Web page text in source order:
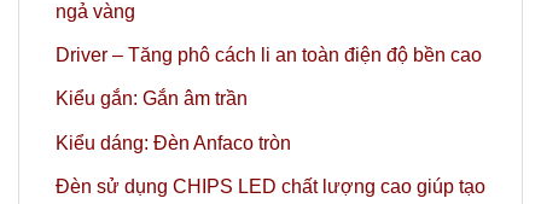
ngả vàng
Driver – Tăng phô cách li an toàn điện độ bền cao
Kiểu gắn: Gắn âm trần
Kiểu dáng: Đèn Anfaco tròn
Đèn sử dụng CHIPS LED chất lượng cao giúp tạo